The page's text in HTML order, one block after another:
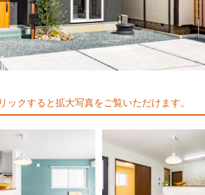
ックすると拡大写真をご覧いただけます。